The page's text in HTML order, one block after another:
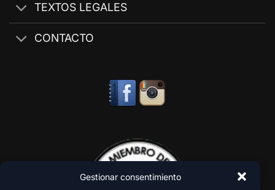
Gestionar consentimiento
TEXTOS LEGALES
CONTACTO